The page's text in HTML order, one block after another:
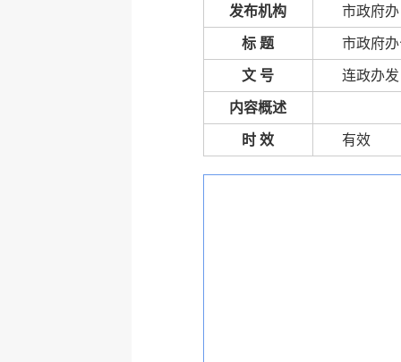
发布机构 市政府办
标 题 市政府
文 号 连政办发
内容概述
时 效 有效